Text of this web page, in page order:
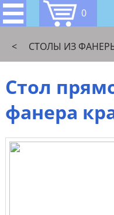
0
< СТОЛЫ ИЗ
Стол
фанера